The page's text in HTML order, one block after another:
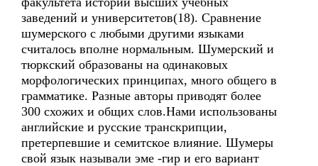
заведений и университетов(18). Сравнение
шумерского с любыми другими языками
считалось вполне нормальным. Шумерский и
тюркский образованы на одинаковых
морфологических принципах, много общего в
грамматике. Разные авторы приводят более
300 схожих и общих слов.Нами использованы
английские и русские транскрипции,
претерпевшие и семитское влияние. Шумеры
свой язык называли эме -гир и его вариант